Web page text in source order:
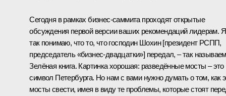
Сегодня в рамках бизнес-саммита проходят открытые
обсуждения первой версии ваших рекомендаций лидерам. Я
так понимаю, что то, что господин Шохин [президент РСПП,
председатель «бизнес-двадцатки»] передал, – так
Зелёная книга. Картинка хорошая: разведённые мосты – это
символ Петербурга. Но нам с вами нужно думать о том, как
мосты свести, имея в виду те проблемы, которые стоят